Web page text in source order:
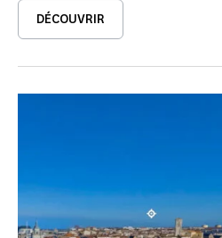
DÉCOUVRIR